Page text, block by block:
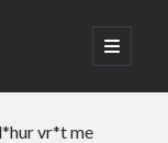
open
primary
vr*t me